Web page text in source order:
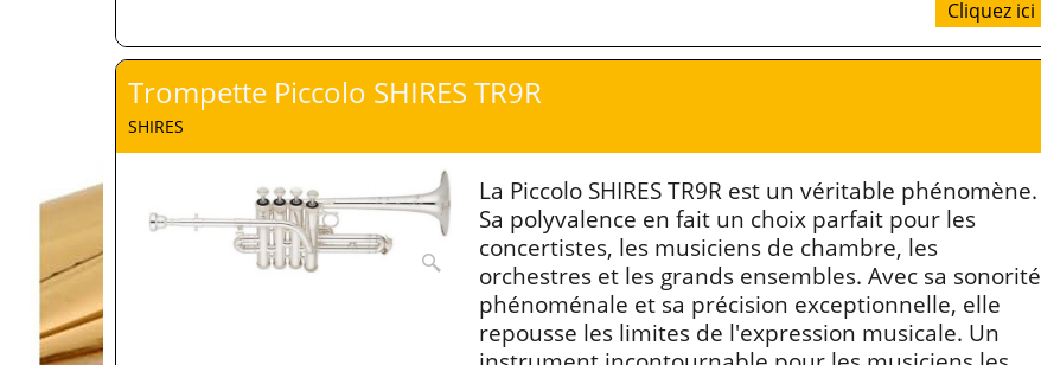
Cliquez ici
Trompette Piccolo SHIRES TR9R
SHIRES
La Piccolo SHIRES TR9R est un véritable phénomène.
Sa polyvalence en fait un choix parfait pour les
concertistes, les musiciens de chambre, les
orchestres et les grands ensembles. Avec sa sonorité
phénoménale et sa précision exceptionnelle, elle
repousse les limites de l'expression musicale. Un